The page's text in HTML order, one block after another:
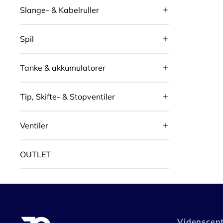
Slange- & Kabelruller
Spil
Tanke & akkumulatorer
Tip, Skifte- & Stopventiler
Ventiler
OUTLET